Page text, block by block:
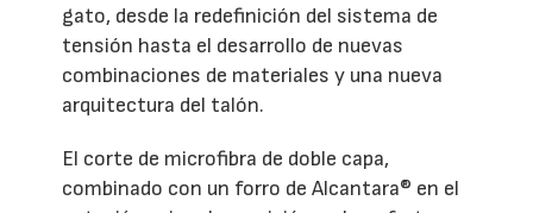
gato, desde la redefinición del sistema de
tensión hasta el desarrollo de nuevas
combinaciones de materiales y una nueva
arquitectura del talón.
El corte de microfibra de doble capa,
combinado con un forro de Alcantara® en el